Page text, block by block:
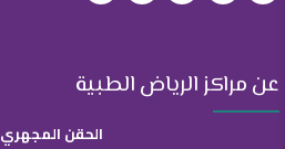
عن مراكز الرياض الطبية
الحقن المجهري